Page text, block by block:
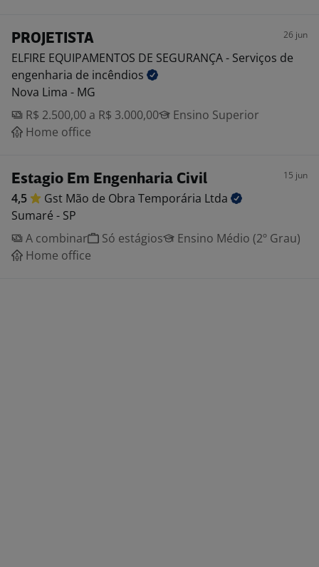
PROJETISTA 26 jun
ELFIRE EQUIPAMENTOS DE SEGURANÇA - Serviços de
engenharia de incêndios
Nova Lima - MG
R$ 2.500,00 a R$ 3.000,00
Ensino Superior
Home office
Estagio Em Engenharia Civil 15 jun
4,5 Gst Mão de Obra Temporária Ltda
Sumaré - SP
A combinar
Só estágios
Ensino Médio (2º Grau)
Home office